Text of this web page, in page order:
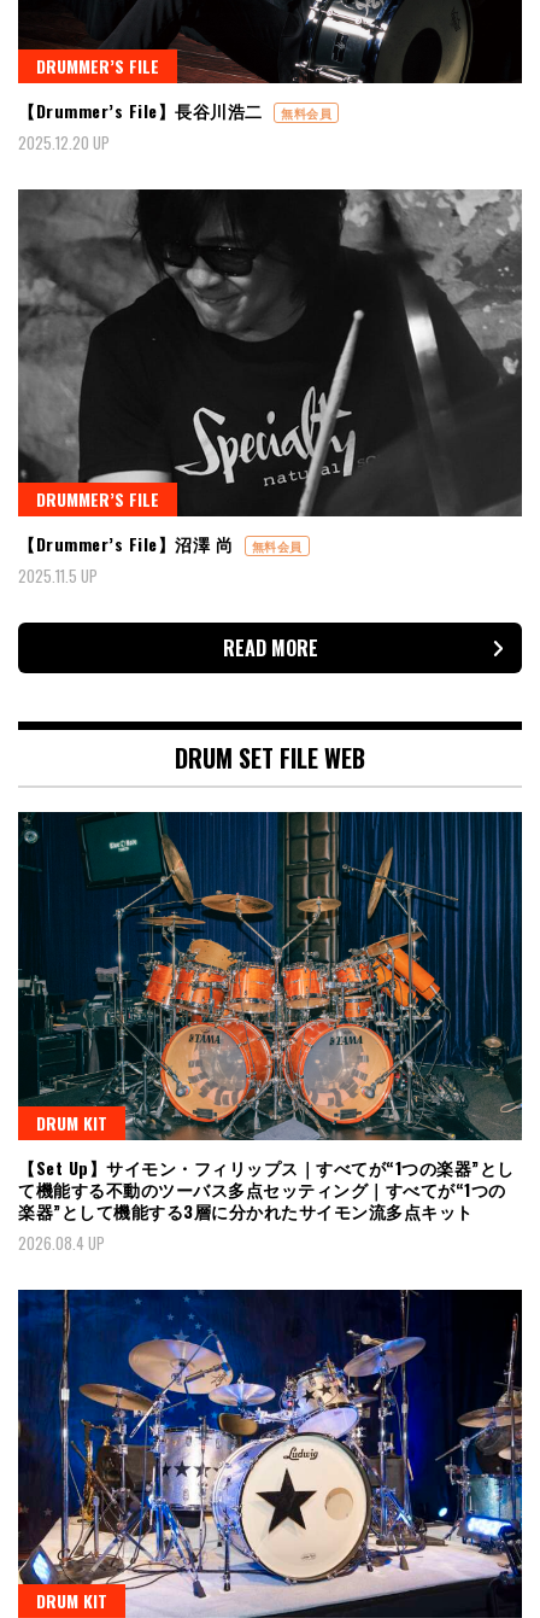
DRUMMER’S FILE
【Drummer’s File】長谷川浩二
無料会員
2025.12.20 UP
DRUMMER’S FILE
【Drummer’s File】沼澤 尚
無料会員
2025.11.5 UP
READ MORE
DRUM SET FILE WEB
DRUM KIT
【Set Up】サイモン・フィリップス｜すべてが“1つの楽器”とし
て機能する不動のツーバス多点セッティング｜すべてが“1つの
楽器”として機能する3層に分かれたサイモン流多点キット
2026.08.4 UP
DRUM KIT